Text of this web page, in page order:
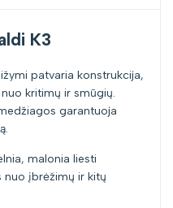
K3
patvaria konstrukcija,
kritimų ir smūgių.
garantuoja
malonia liesti
nuo įbrėžimų ir kitų